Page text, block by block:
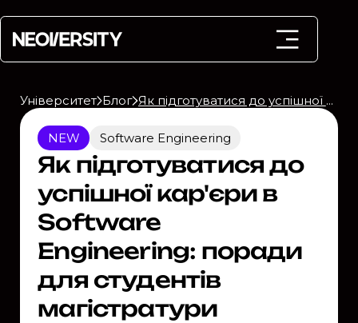
Університет Блог Як підготуватися до успішної кар'єри в Software Engineering: поради для студентів магістратури
NEW Software Engineering
Як підготуватися до
успішної кар'єри в
Software
Engineering: поради
для студентів
магістратури